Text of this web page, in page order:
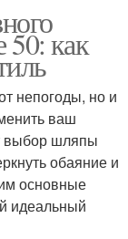
как
непогоды, но и
ваш
выбор шляпы
обаяние и
основные
идеальный